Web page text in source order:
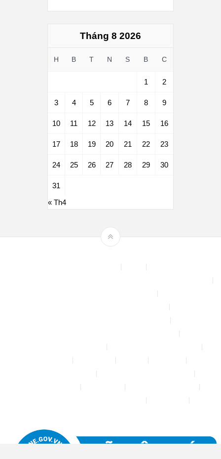
Tháng 8 2026
H B T N S B C
1 2
3 4 5 6 7 8 9
10 11 12 13 14 15 16
17 18 19 20 21 22 23
24 25 26 27 28 29 30
31
« Th4